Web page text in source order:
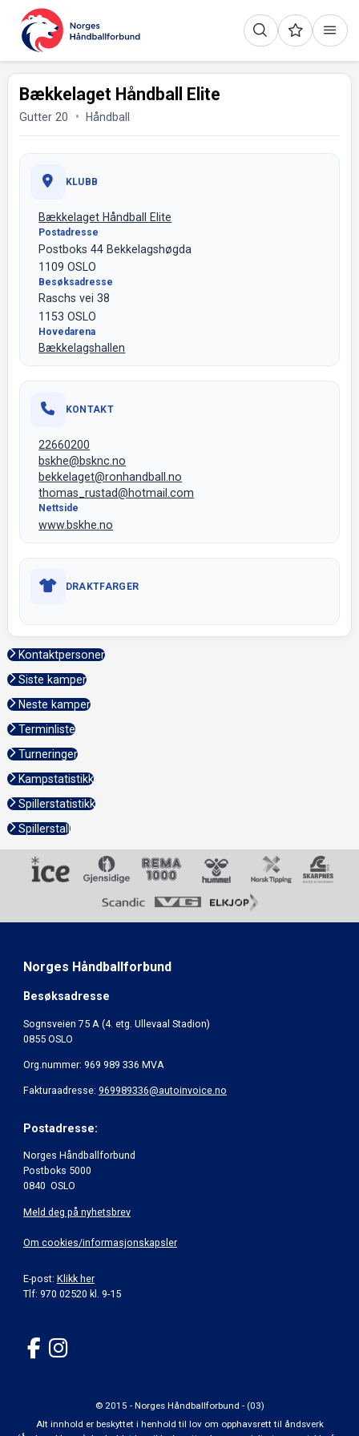
Bækkelaget Håndball Elite
Gutter 20 Håndball
KLUBB
Bækkelaget Håndball Elite
Postadresse
Postboks 44 Bekkelagshøgda
1109 OSLO
Besøksadresse
Raschs vei 38
1153 OSLO
Hovedarena
Bækkelagshallen
KONTAKT
22660200
bskhe@bsknc.no
bekkelaget@ronhandball.no
thomas_rustad@hotmail.com
Nettside
www.bskhe.no
DRAKTFARGER
Kontaktpersoner
Siste kamper
Neste kamper
Terminliste
Turneringer
Kampstatistikk
Spillerstatistikk
Spillerstall
Norges Håndballforbund
Besøksadresse
Sognsveien 75 A (4. etg. Ullevaal Stadion)
0855 OSLO
Org.nummer: 969 989 336 MVA
Fakturaadresse: 969989336@autoinvoice.no
Postadresse:
Norges Håndballforbund
Postboks 5000
0840 OSLO
Meld deg på nyhetsbrev
Om cookies/informasjonskapsler
E-post: Klikk her
Tlf: 970 02520 kl. 9-15
© 2015 - Norges Håndballforbund - (03)
Alt innhold er beskyttet i henhold til lov om opphavsrett til åndsverk